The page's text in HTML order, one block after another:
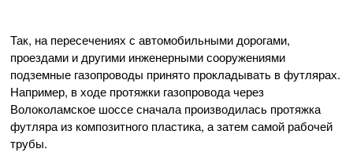
Так, на пересечениях с автомобильными дорогами,
проездами и другими инженерными сооружениями
подземные газопроводы принято прокладывать в футлярах.
Например, в ходе протяжки газопровода через
Волоколамское шоссе сначала производилась протяжка
футляра из композитного пластика, а затем самой рабочей
трубы.